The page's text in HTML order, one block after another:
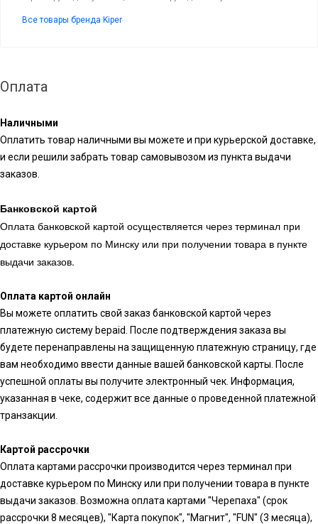
Все товары бренда Kiper
Оплата
Наличными
Оплатить товар наличными вы можете и при курьерской доставке,
и если решили забрать товар самовывозом из пункта выдачи
заказов.
Банковской картой
Оплата банковской картой осуществляется через терминал при
доставке курьером по Минску или при получении товара в пункте
выдачи заказов.
Оплата картой онлайн
Вы можете оплатить свой заказ банковской картой через
платежную систему bepaid. После подтверждения заказа вы
будете перенаправлены на защищенную платежную страницу, где
вам необходимо ввести данные вашей банковской карты. После
успешной оплаты вы получите электронный чек. Информация,
указанная в чеке, содержит все данные о проведенной платежной
транзакции.
Картой рассрочки
Оплата картами рассрочки производится через терминал при
доставке курьером по Минску или при получении товара в пункте
выдачи заказов. Возможна оплата картами "Черепаха" (срок
рассрочки 8 месяцев), "Карта покупок", "Магнит", "FUN" (3 месяца),